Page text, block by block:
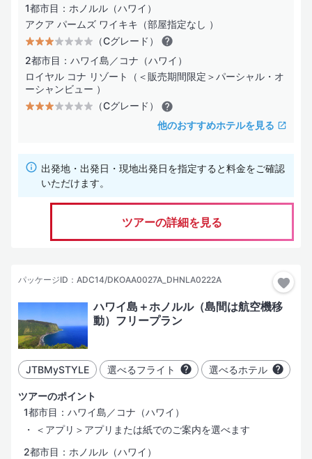
1都市目：ホノルル（ハワイ）
アクア パームズ ワイキキ（部屋指定なし ）
（Cグレード）
2都市目：ハワイ島／コナ（ハワイ）
ロイヤル コナ リゾート（＜販売期間限定＞パーシャル・オ
ーシャンビュー ）
（Cグレード）
他のおすすめホテルを見る
出発地・出発日・現地出発日を指定すると料金をご確認
いただけます。
ツアーの詳細を見る
パッケージID：ADC14/DKOAA0027A_DHNLA0222A
ハワイ島＋ホノルル（島間は航空機移
動）フリープラン
JTBMySTYLE 選べるフライト 選べるホテル
ツアーのポイント
1都市目：ハワイ島／コナ（ハワイ）
＜アプリ＞アプリまたは紙でのご案内を選べます
2都市目：ホノルル（ハワイ）